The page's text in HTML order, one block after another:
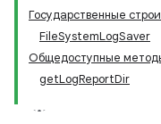
Государственные
FileSystemLogSaver
Общедоступные
getLogReportDir